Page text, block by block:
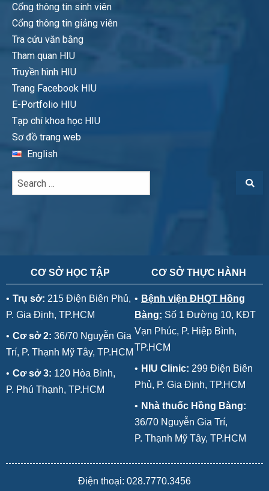
Cổng thông tin sinh viên
Cổng thông tin giảng viên
Tra cứu văn bằng
Tham quan HIU
Truyền hình HIU
Trang Facebook HIU
E-Portfolio HIU
Tạp chí khoa học HIU
Sơ đồ trang web
English
CƠ SỞ HỌC TẬP
• Trụ sở: 215 Điện Biên Phủ,
P. Gia Định, TP.HCM
• Cơ sở 2: 36/70 Nguyễn Gia
Trí, P. Thạnh Mỹ Tây, TP.HCM
• Cơ sở 3: 120 Hòa Bình,
P. Phú Thạnh, TP.HCM
CƠ SỞ THỰC HÀNH
• Bệnh viện ĐHQT Hồng
Bàng: Số 1 Đường 10, KĐT
Vạn Phúc, P. Hiệp Bình,
TP.HCM
• HIU Clinic: 299 Điện Biên
Phủ, P. Gia Định, TP.HCM
• Nhà thuốc Hồng Bàng:
36/70 Nguyễn Gia Trí,
P. Thạnh Mỹ Tây, TP.HCM
Điện thoại: 028.7770.3456